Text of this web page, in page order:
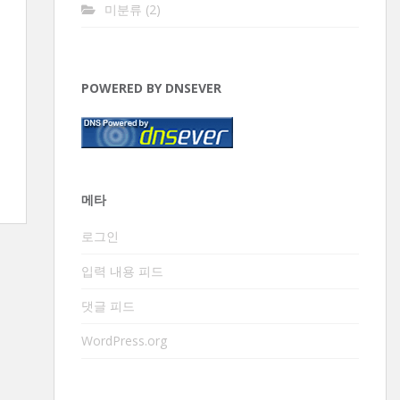
미분류 (2)
POWERED BY DNSEVER
메타
로그인
입력 내용 피드
댓글 피드
WordPress.org